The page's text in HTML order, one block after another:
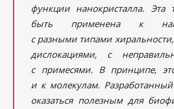
функции нанокристалла. Эта
быть применена к
с разными типами
дислокациями, с
с примесями. В принципе,
и к молекулам.
оказаться полезным для